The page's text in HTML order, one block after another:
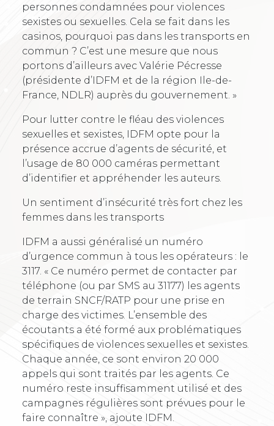
personnes condamnées pour violences
sexistes ou sexuelles. Cela se fait dans les
casinos, pourquoi pas dans les transports en
commun ? C’est une mesure que nous
portons d’ailleurs avec Valérie Pécresse
(présidente d’IDFM et de la région Ile-de-
France, NDLR) auprès du gouvernement. »
Pour lutter contre le fléau des violences
sexuelles et sexistes, IDFM opte pour la
présence accrue d’agents de sécurité, et
l’usage de 80 000 caméras permettant
d’identifier et appréhender les auteurs.
Un sentiment d’insécurité très fort chez les
femmes dans les transports
IDFM a aussi généralisé un numéro
d’urgence commun à tous les opérateurs : le
3117. « Ce numéro permet de contacter par
téléphone (ou par SMS au 31177) les agents
de terrain SNCF/RATP pour une prise en
charge des victimes. L’ensemble des
écoutants a été formé aux problématiques
spécifiques de violences sexuelles et sexistes.
Chaque année, ce sont environ 20 000
appels qui sont traités par les agents. Ce
numéro reste insuffisamment utilisé et des
campagnes régulières sont prévues pour le
faire connaître », ajoute IDFM.